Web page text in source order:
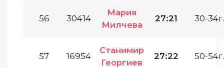
56 30414
Мария
Милчева
27:21 30-34г.
57 16954
Станимир
Георгиев
27:22 50-54г.